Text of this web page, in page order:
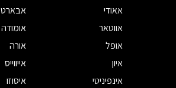
אאודי
אבארט
אווטאר
אומודה
אופל
אורה
איון
אייווייס
אינפיניטי
איסוזו